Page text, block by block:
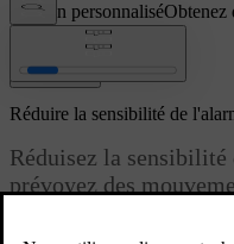
Soutien personnaliséObtenez
voiture.
Connexion
Réduire la sensibilité de
Réduisez la
prévoyez des